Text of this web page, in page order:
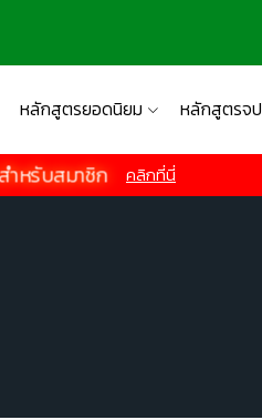
หลักสูตรยอดนิยม หลักสูตรจป
หรับสมาชิก คลิกที่นี่